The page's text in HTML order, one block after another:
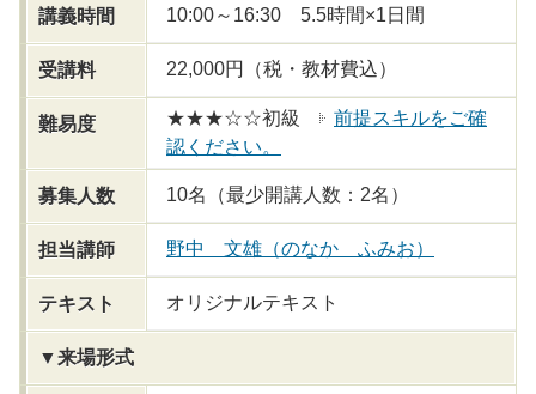
講義時間 10:00～16:30 5.5時間×1日間
受講料 22,000円（税・教材費込）
難易度 ★★★☆☆初級
前提スキルをご確
認ください。
募集人数 10名（最少開講人数：2名）
担当講師 野中 文雄（のなか ふみお）
テキスト オリジナルテキスト
▼来場形式